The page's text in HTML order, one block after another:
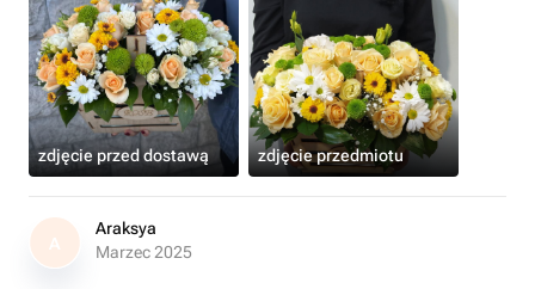
zdjęcie przed dostawą zdjęcie przedmiotu
A
Araksya
Marzec 2025